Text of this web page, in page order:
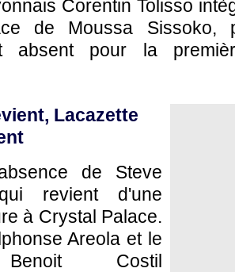
Corentin Tolisso
de Moussa Sissoko,
absent pour la
Lacazette
de Steve
revient d'une
à Crystal Palace.
Areola et le
Costil